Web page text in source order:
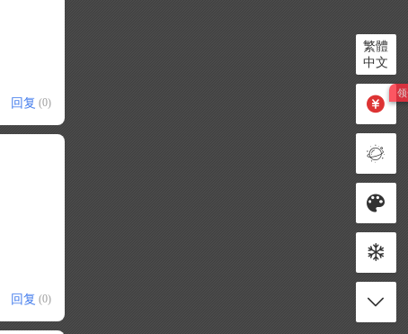
回复 (0)
回复 (0)
繁體
中文